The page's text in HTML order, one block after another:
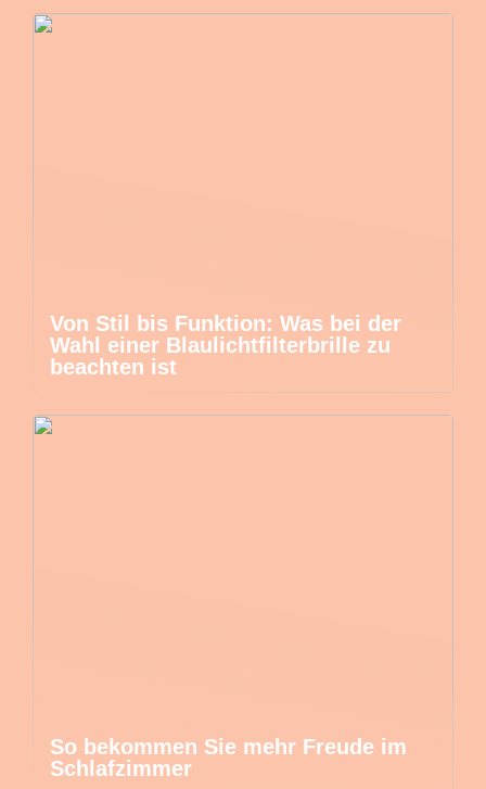
Von Stil bis Funktion: Was bei der
Wahl einer Blaulichtfilterbrille zu
beachten ist
So bekommen Sie mehr Freude im
Schlafzimmer